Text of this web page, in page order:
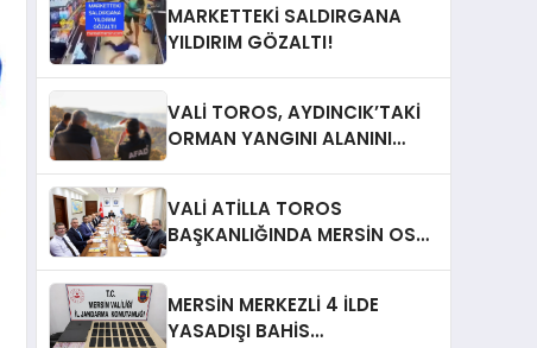
MARKETTEKİ SALDIRGANA
YILDIRIM GÖZALTI!
VALİ TOROS, AYDINCIK’TAKİ
ORMAN YANGINI ALANINI
VALİ ATİLLA TOROS
BAŞKANLIĞINDA MERSİN OSB
MERSİN MERKEZLİ 4 İLDE
YASADIŞI BAHİS